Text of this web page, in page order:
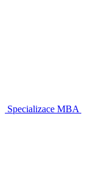
Specializace MBA